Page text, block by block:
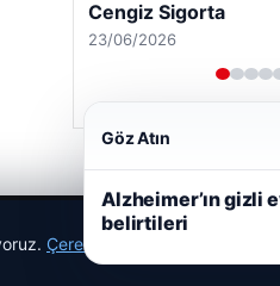
Cengiz Sigorta
23/06/2026
Çerez Politikamız
Göz Atın
Alzheimer’ın gizli
belirtileri